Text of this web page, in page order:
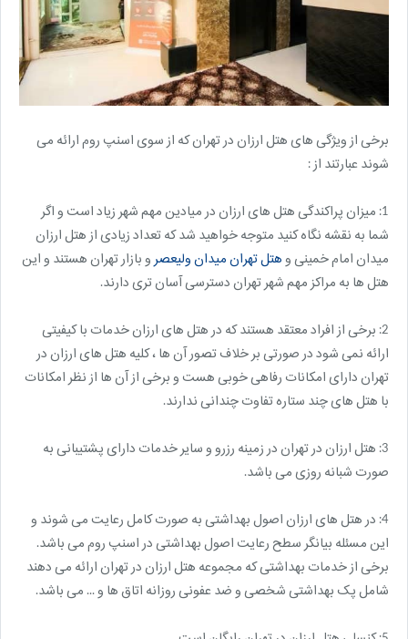
برخی از ویژگی های هتل ارزان در تهران که از سوی اسنپ روم ارائه می
شوند عبارتند از :
1: میزان پراکندگی هتل های ارزان در میادین مهم شهر زیاد است و اگر
شما به نقشه نگاه کنید متوجه خواهید شد که تعداد زیادی از هتل ارزان
میدان امام خمینی و هتل تهران میدان ولیعصر و بازار تهران هستند و این
هتل ها به مراکز مهم شهر تهران دسترسی آسان تری دارند.
2: برخی از افراد معتقد هستند که در هتل های ارزان خدمات با کیفیتی
ارائه نمی شود در صورتی بر خلاف تصور آن ها ، کلیه هتل های ارزان در
تهران دارای امکانات رفاهی خوبی هست و برخی از آن ها از نظر امکانات
با هتل های چند ستاره تفاوت چندانی ندارند.
3: هتل ارزان در تهران در زمینه رزرو و سایر خدمات دارای پشتیبانی به
صورت شبانه روزی می باشد.
4: در هتل های ارزان اصول بهداشتی به صورت کامل رعایت می شوند و
این مسئله بیانگر سطح رعایت اصول بهداشتی در اسنپ روم می باشد.
برخی از خدمات بهداشتی که مجموعه هتل ارزان در تهران ارائه می دهند
شامل پک بهداشتی شخصی و ضد عفونی روزانه اتاق ها و ... می باشد.